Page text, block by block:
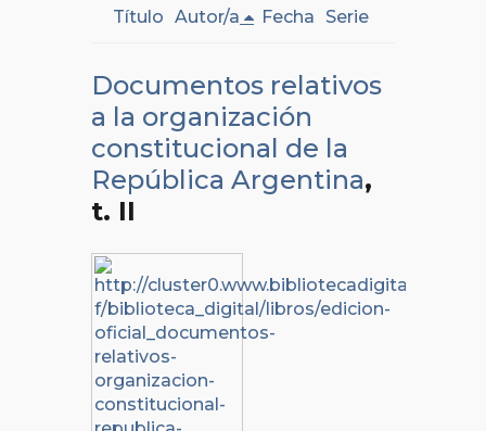
Título Autor/a Fecha Serie
Documentos relativos
a la organización
constitucional de la
República Argentina,
t. II